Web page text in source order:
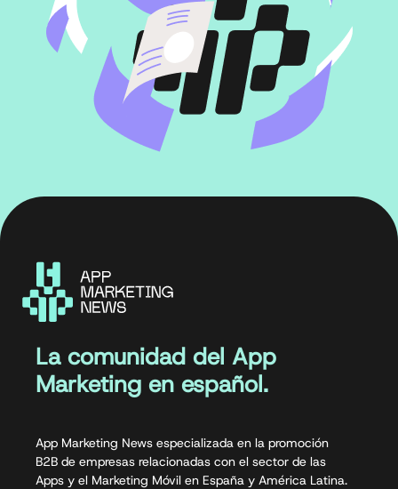
La comunidad del App
Marketing en español.
App Marketing News especializada en la promoción
B2B de empresas relacionadas con el sector de las
Apps y el Marketing Móvil en España y América Latina.